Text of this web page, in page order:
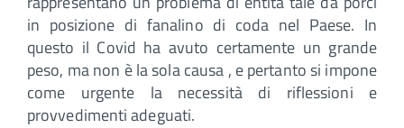
in posizione di fanalino di coda nel Paese. In
questo il Covid ha avuto certamente un grande
peso, ma non è la sola causa , e pertanto si impone
come urgente la necessità di riflessioni e
provvedimenti adeguati.